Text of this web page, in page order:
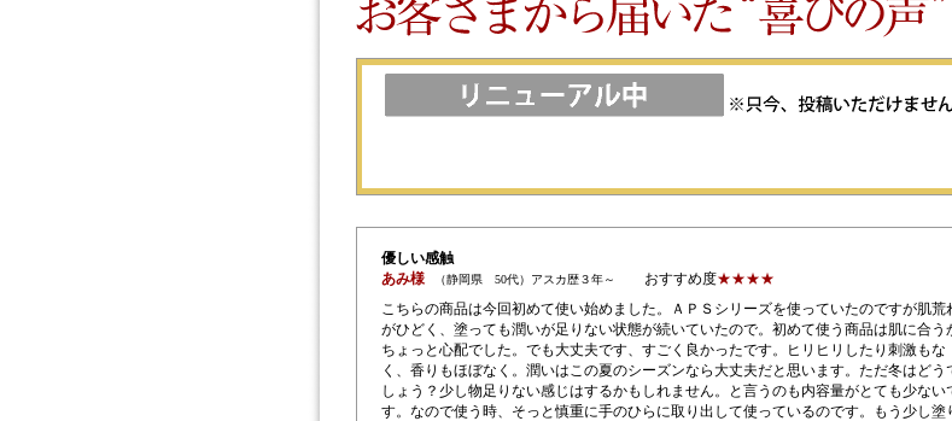
優しい感触
あみ様
（静岡県 50代）アスカ歴３年～ おすすめ度★★★★
こちらの商品は今回初めて使い始めました。ＡＰＳシリーズを使っていたのですが肌荒
がひどく、塗っても潤いが足りない状態が続いていたので。初めて使う商品は肌に合う
ちょっと心配でした。でも大丈夫です、すごく良かったです。ヒリヒリしたり刺激もな
く、香りもほぼなく。潤いはこの夏のシーズンなら大丈夫だと思います。ただ冬はどう
しょう？少し物足りない感じはするかもしれません。と言うのも内容量がとても少ない
す。なので使う時、そっと慎重に手のひらに取り出して使っているのです。もう少し塗